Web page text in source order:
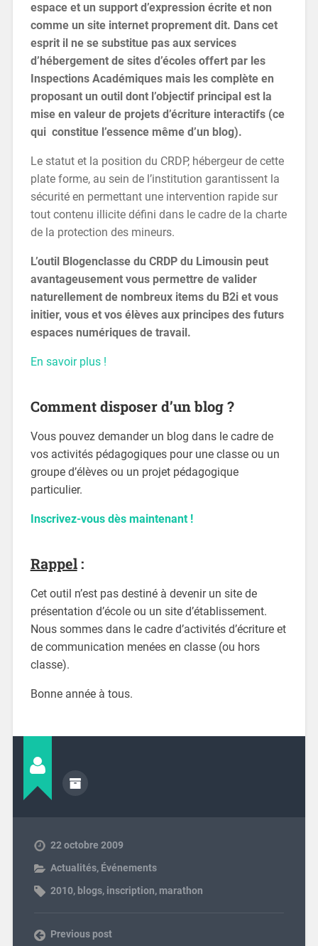
espace et un support d’expression écrite et non
comme un site internet proprement dit. Dans cet
esprit il ne se substitue pas aux services
d’hébergement de sites d’écoles offert par les
Inspections Académiques mais les complète en
proposant un outil dont l’objectif principal est la
mise en valeur de projets d’écriture interactifs (ce
qui constitue l’essence même d’un blog).
Le statut et la position du CRDP, hébergeur de cette
plate forme, au sein de l’institution garantissent la
sécurité en permettant une intervention rapide sur
tout contenu illicite défini dans le cadre de la charte
de la protection des mineurs.
L’outil Blogenclasse du CRDP du Limousin peut
avantageusement vous permettre de valider
naturellement de nombreux items du B2i et vous
initier, vous et vos élèves aux principes des futurs
espaces numériques de travail.
En savoir plus !
Comment disposer d’un blog ?
Vous pouvez demander un blog dans le cadre de
vos activités pédagogiques pour une classe ou un
groupe d’élèves ou un projet pédagogique
particulier.
Inscrivez-vous dès maintenant !
Rappel:
Cet outil n’est pas destiné à devenir un site de
présentation d’école ou un site d’établissement.
Nous sommes dans le cadre d’activités d’écriture et
de communication menées en classe (ou hors
classe).
Bonne année à tous.
22 octobre 2009
Actualités, Événements
2010, blogs, inscription, marathon
Previous post